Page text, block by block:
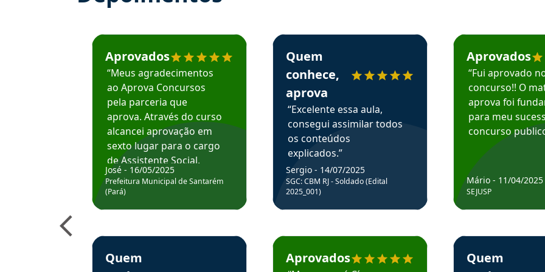
Estudante José recomenda o Aprova Concursos em depoimento
Aprovados
“Meus agradecimentos
ao Aprova Concursos
pela parceria que
aprova. Através do curso
alcancei aprovação em
sexto lugar para o cargo
de Assistente Social.
Hoje estou atuando na
Prefeitura de Santarém.
José - 16/05/2025
Prefeitura Municipal de Santarém
(Pará)
Estudante Elais recomenda o Aprova Concursos em depoimento
Quem
Estudante Sergio recomenda o Aprova Concursos em depoimento
Quem
conhece,
aprova
“Excelente essa aula,
consegui assimilar todos
os conteúdos
explicados.”
Sergio - 14/07/2025
SGC: CBM RJ - Soldado (Edital
2025_001)
Estudante Cicero recomenda o Aprova Concursos em depoimento
Aprovados
Estudante Mário
Aprovados
“Fui aprovado
concurso!! O
aprova foi
para meu
concurso
Mário - 11/04/2025
SEJUSP
Estudante Henrique
Quem